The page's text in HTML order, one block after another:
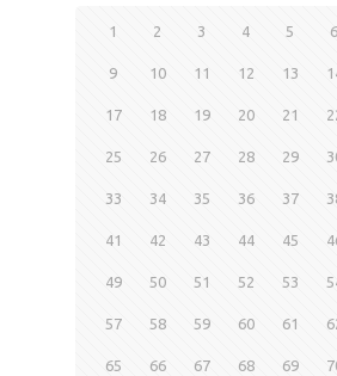
1 2 3 4 5 6
9 10 11 12 13
17 18 19 20 21
25 26 27 28 29
33 34 35 36 37
41 42 43 44 45
49 50 51 52 53
57 58 59 60 61
65 66 67 68 69